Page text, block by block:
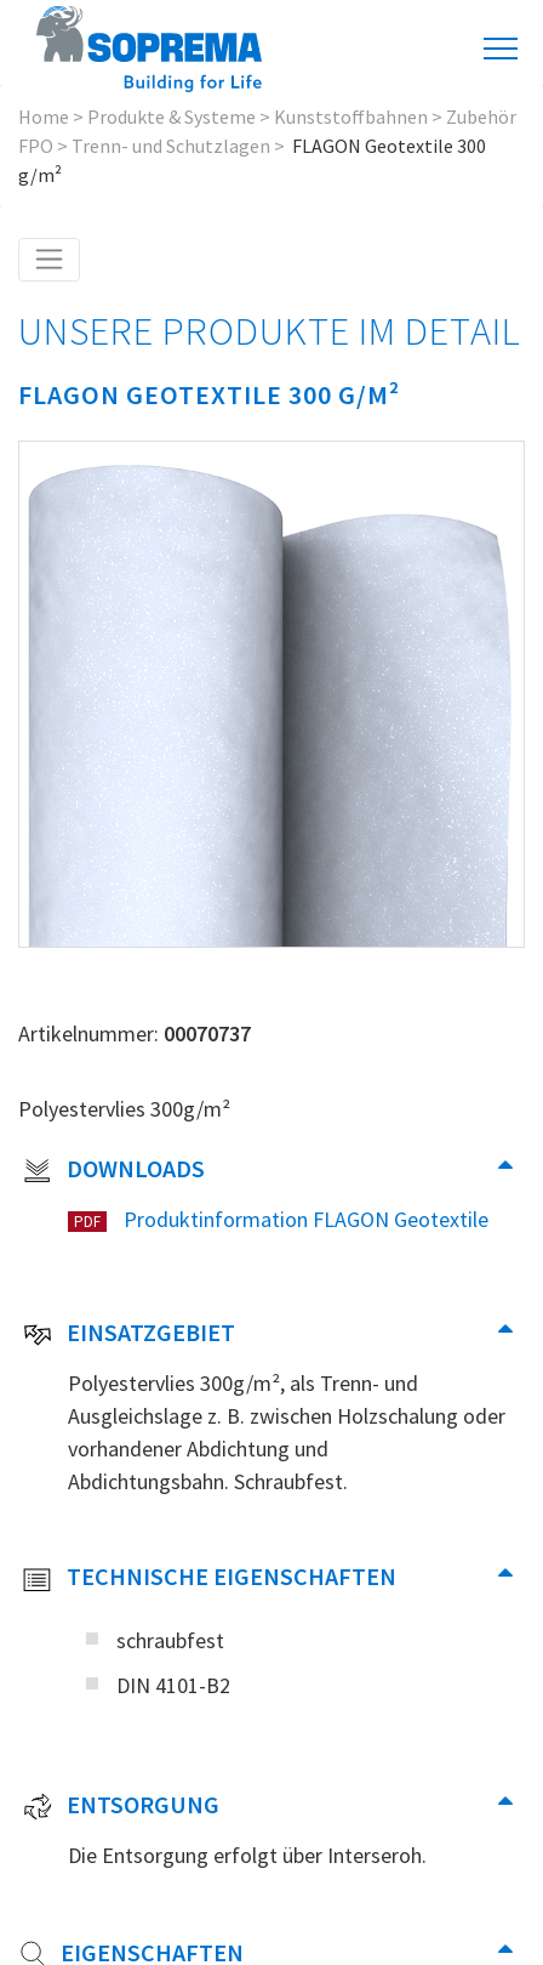
Home > Produkte & Systeme > Kunststoffbahnen > Zubehör
FPO > Trenn- und Schutzlagen > FLAGON Geotextile 300
g/m²
UNSERE PRODUKTE IM DETAIL
FLAGON GEOTEXTILE 300 G/M²
Artikelnummer: 00070737
Polyestervlies 300g/m²
DOWNLOADS
PDF Produktinformation FLAGON Geotextile
EINSATZGEBIET
Polyestervlies 300g/m², als Trenn- und
Ausgleichslage z. B. zwischen Holzschalung oder
vorhandener Abdichtung und
Abdichtungsbahn. Schraubfest.
TECHNISCHE EIGENSCHAFTEN
schraubfest
DIN 4101-B2
ENTSORGUNG
Die Entsorgung erfolgt über Interseroh.
EIGENSCHAFTEN